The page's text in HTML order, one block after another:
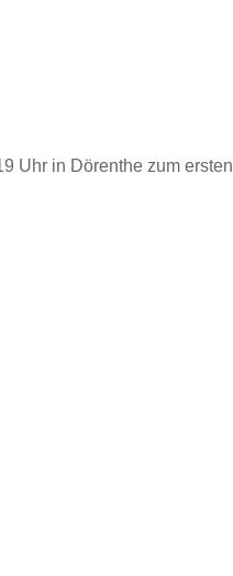
Uhr in Dörenthe zum ersten